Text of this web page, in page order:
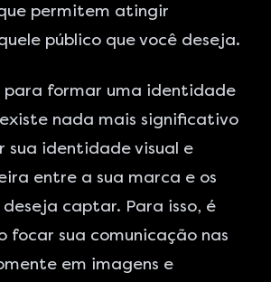
permitem atingir
público que você deseja.
para formar uma identidade
nada mais significativo
sua identidade visual e
entre a sua marca e os
captar. Para isso, é
focar sua comunicação nas
em imagens e